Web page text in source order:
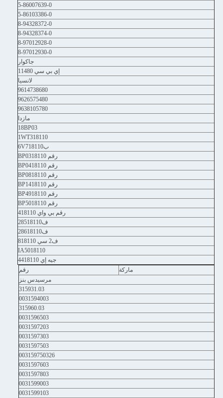
5-86007639-0
5-86103386-0
8-94328372-0
8-94328374-0
8-97012928-0
8-97012930-0
جاكوار
إي بي سي 11480
لانسيا
9614738680
9626575480
9638105780
مازدا
18BP03
1WT318110
ب6V718110
رقم BP0318110
رقم BP0418110
رقم BP0818110
رقم BP1418110
رقم BP4918110
رقم BP5018110
رقم بي واي 418110
ف28518110
ف28618110
ف2 سي 818110
IA5018110
جيه إي 4418110
ماركة
رقم
مرسيدس بنز
315931.03
0031594003
315960.03
0031596503
0031597203
0031597303
0031597503
003159750326
0031597603
0031597803
0031599003
0031599103